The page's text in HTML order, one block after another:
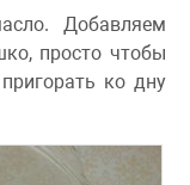
Добавляем
просто чтобы
ко дну